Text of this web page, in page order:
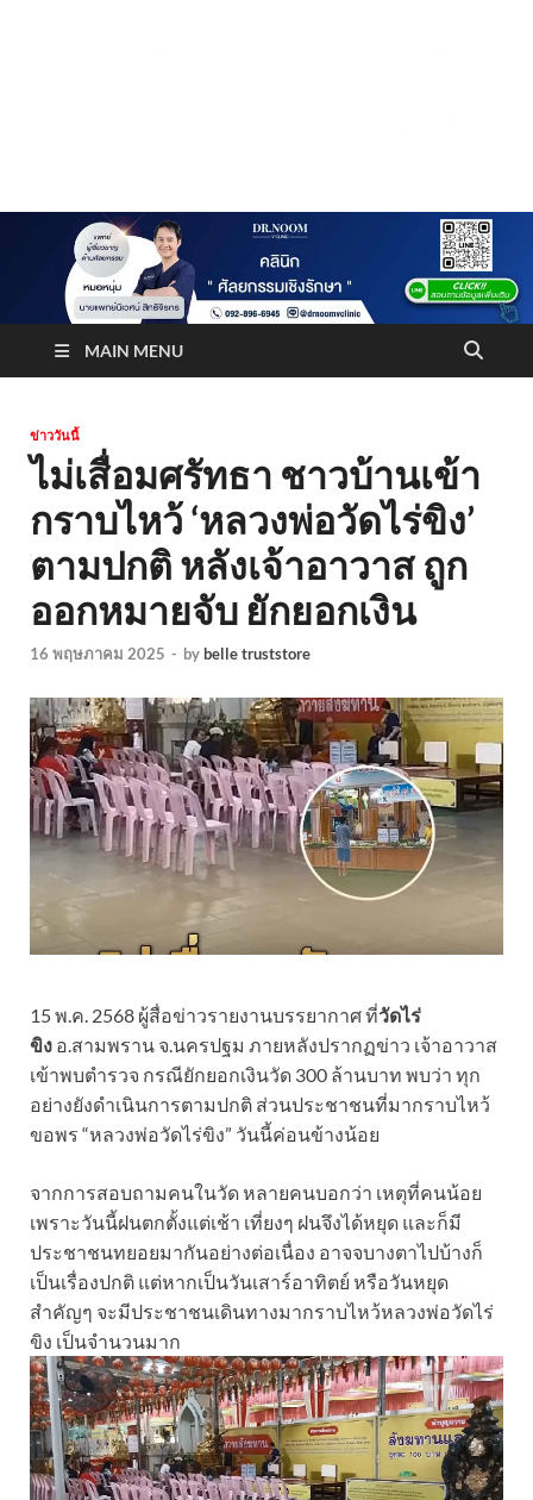
Truststoreonline
MAIN MENU
ข่าววันนี้
ไม่เสื่อมศรัทธา ชาวบ้านเข้า
กราบไหว้ ‘หลวงพ่อวัดไร่ขิง’
ตามปกติ หลังเจ้าอาวาส ถูก
ออกหมายจับ ยักยอกเงิน
16 พฤษภาคม 2025 - bybelle truststore
15 พ.ค. 2568 ผู้สื่อข่าวรายงานบรรยากาศ ที่วัดไร่
ขิง อ.สามพราน จ.นครปฐม ภายหลังปรากฏข่าว เจ้าอาวาส
เข้าพบตำรวจ กรณียักยอกเงินวัด 300 ล้านบาท พบว่า ทุก
อย่างยังดำเนินการตามปกติ ส่วนประชาชนที่มากราบไหว้
ขอพร “หลวงพ่อวัดไร่ขิง” วันนี้ค่อนข้างน้อย
จากการสอบถามคนในวัด หลายคนบอกว่า เหตุที่คนน้อย
เพราะวันนี้ฝนตกตั้งแต่เช้า เที่ยงๆ ฝนจึงได้หยุด และก็มี
ประชาชนทยอยมากันอย่างต่อเนื่อง อาจจบางตาไปบ้างก็
เป็นเรื่องปกติ แต่หากเป็นวันเสาร์อาทิตย์ หรือวันหยุด
สำคัญๆ จะมีประชาชนเดินทางมากราบไหว้หลวงพ่อวัดไร่
ขิง เป็นจำนวนมาก